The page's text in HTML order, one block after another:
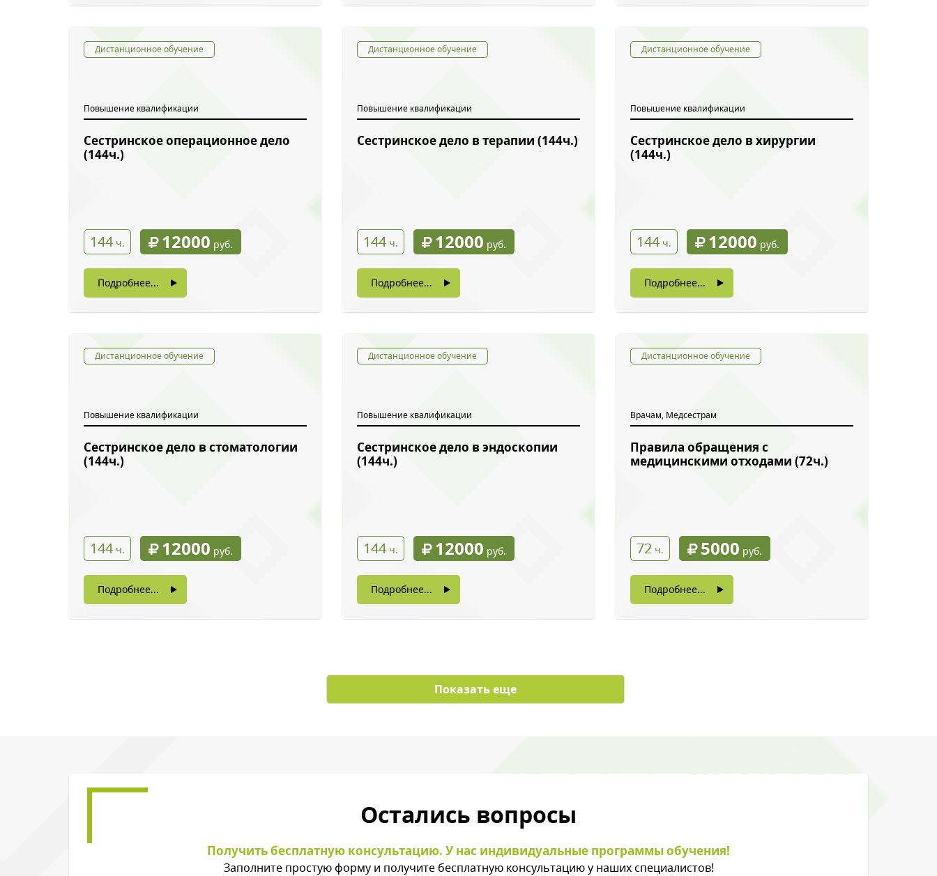
Дистанционное обучение
Повышение квалификации
Сестринское операционное дело
(144ч.)
144 ч. 12000 руб.
Подробнее...
Дистанционное обучение
Повышение квалификации
Сестринское дело в терапии (144ч.)
144 ч. 12000 руб.
Подробнее...
Дистанционное обучение
Повышение квалификации
Сестринское дело в хирургии
(144ч.)
144 ч. 12000 руб.
Подробнее...
Дистанционное обучение
Повышение квалификации
Сестринское дело в стоматологии
(144ч.)
144 ч. 12000 руб.
Подробнее...
Дистанционное обучение
Повышение квалификации
Сестринское дело в эндоскопии
(144ч.)
144 ч. 12000 руб.
Подробнее...
Дистанционное обучение
Врачам, Медсестрам
Правила обращения с
медицинскими отходами (72ч.)
72 ч. 5000 руб.
Подробнее...
Показать еще
Остались вопросы
Получить бесплатную консультацию. У нас индивидуальные программы обучения!
Заполните простую форму и получите бесплатную консультацию у наших специалистов!
Обратный звонок